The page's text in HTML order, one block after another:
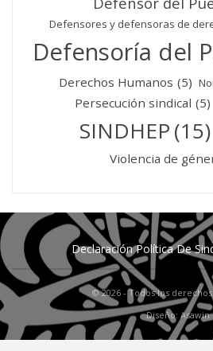
Defensores y defensoras de
Defensoría del
Derechos Humanos (5)
Persecución sindical (5)
SINDHEP(15)
Violencia de
Declaración Política De
© 2026 - Todos los
Diseño: Asawin